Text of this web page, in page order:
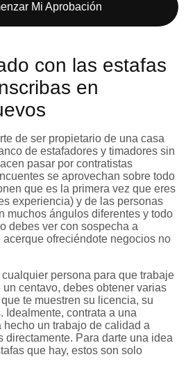
Mi Aprobación
con las estafas
en
de ser propietario de una casa
de estafadores y timadores sin
pasar por contratistas
se aprovechan sobre todo
que es la primera vez que eres
experiencia) y de las personas
muchos ángulos diferentes y todo
debes ver con sospecha a
ofreciéndote negocios no
persona para que trabaje
centavo, debes obtener varias
te muestren su licencia, su
Idealmente, contrata a una
hecho un trabajo de calidad a
directamente. Para darte una idea
que hay, estos son solo